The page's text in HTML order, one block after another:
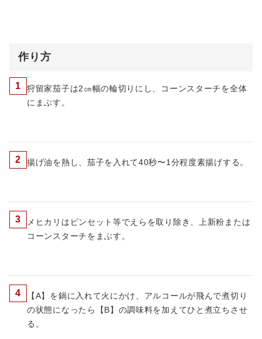
作り方
1
狩留家茄子は2㎝幅の輪切りにし、コーンスターチを全体
にまぶす。
2 揚げ油を熱し、茄子を入れて40秒〜1分程度素揚げする。
3
メヒカリはピンセット等でえらを取り除き、上新粉または
コーンスターチをまぶす。
4
【A】を鍋に入れて火にかけ、アルコールが飛んで煮切り
の状態になったら【B】の調味料を加えてひと煮立ちさせ
る。